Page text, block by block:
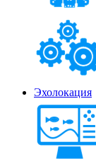
Эхолокация